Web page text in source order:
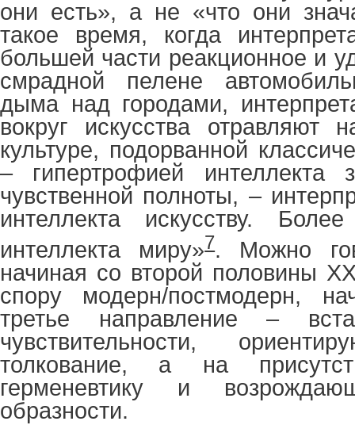
они есть», а не «что они
такое время, когда
большей части реакционное и
смрадной пелене
дыма над городами,
вокруг искусства отравляют
культуре, подорванной
– гипертрофией интеллекта
чувственной полноты, –
интеллекта искусству.
интеллекта миру»7. Можно
начиная со второй половины
спору модерн/постмодерн,
третье направление –
чувствительности,
толкование, а на
герменевтику и
образности.